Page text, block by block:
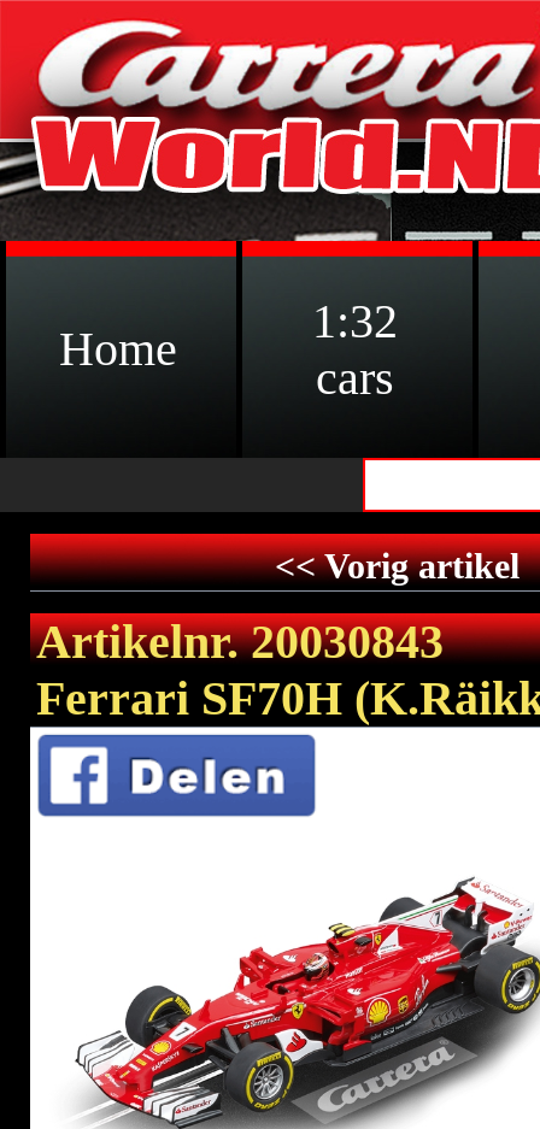
Home
1:32
cars
<< Vorig artikel
Artikelnr. 20030843
Ferrari SF70H